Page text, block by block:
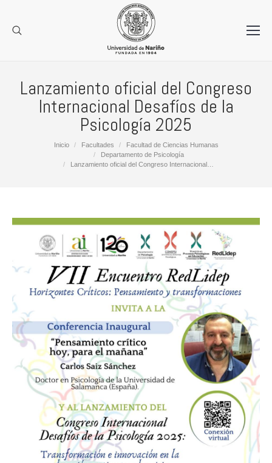
Lanzamiento oficial del Congreso
Internacional Desafíos de la
Psicología 2025
Estás aquí:Inicio Facultades
Facultad de Ciencias Humanas
Departamento de Psicología
Lanzamiento oficial del Congreso Internacional…